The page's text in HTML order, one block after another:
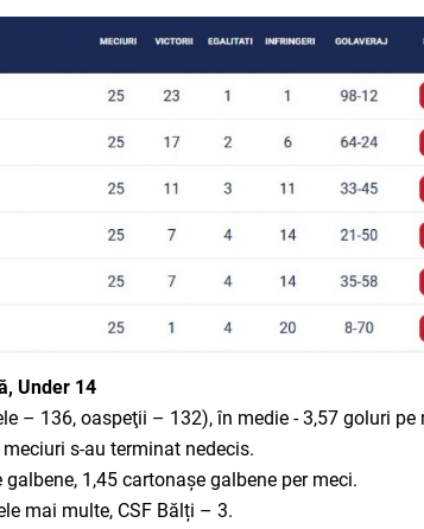
Under 14
– 136, oaspeţii – 132), în medie - 3,57 goluri pe
s-au terminat nedecis.
1,45 cartonașe galbene per meci.
mai multe, CSF Bălți – 3.